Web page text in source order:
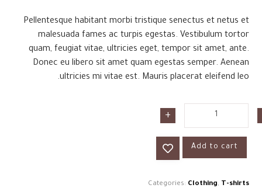
Pellentesque habitant morbi tristique senectus et netus et
malesuada fames ac turpis egestas. Vestibulum tortor
quam, feugiat vitae, ultricies eget, tempor sit amet, ante.
Donec eu libero sit amet quam egestas semper. Aenean
ultricies mi vitae est. Mauris placerat eleifend leo.
+
Add to cart
Categories: Clothing, T-shirts